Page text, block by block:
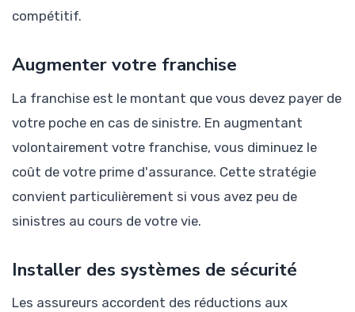
compétitif.
Augmenter votre franchise
La franchise est le montant que vous devez payer de
votre poche en cas de sinistre. En augmentant
volontairement votre franchise, vous diminuez le
coût de votre prime d'assurance. Cette stratégie
convient particulièrement si vous avez peu de
sinistres au cours de votre vie.
Installer des systèmes de sécurité
Les assureurs accordent des réductions aux